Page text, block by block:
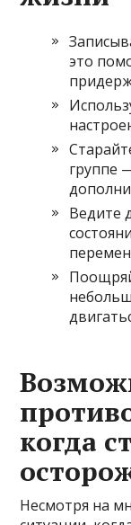
это
группе
Ведите
когда
Несмотря на